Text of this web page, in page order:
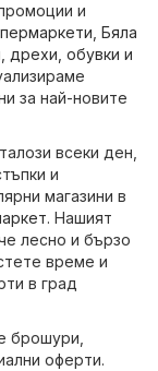
и
Бяла
дрехи, обувки и
за най-новите
всеки ден,
и
магазини в
. Нашият
лесно и бързо
време и
в град
брошури,
оферти.